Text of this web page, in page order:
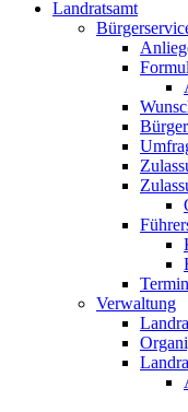
Landratsamt
Verwaltung